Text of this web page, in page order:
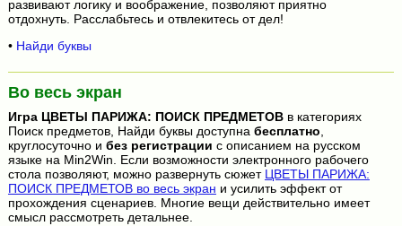
развивают логику и воображение, позволяют приятно
отдохнуть. Расслабьтесь и отвлекитесь от дел!
• Найди буквы
Во весь экран
Игра ЦВЕТЫ ПАРИЖА: ПОИСК ПРЕДМЕТОВв категориях
Поиск предметов, Найди буквы доступна бесплатно
круглосуточно и без регистрации с описанием на русском
языке на Min2Win. Если возможности электронного рабочего
стола позволяют, можно развернуть сюжет ЦВЕТЫ ПАРИЖА:
ПОИСК ПРЕДМЕТОВ во весь экран и усилить эффект от
прохождения сценариев. Многие вещи действительно имеет
смысл рассмотреть детальнее.